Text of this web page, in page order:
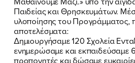
Παιδείας και Θρησκευμάτων.
υλοποίησης του Προγράμματος,
αποτελέσματα:
Δημιουργήσαμε 120 Σχολεία
ενημερώσαμε και εκπαιδεύσαμε
προπονητές και δώσαμε